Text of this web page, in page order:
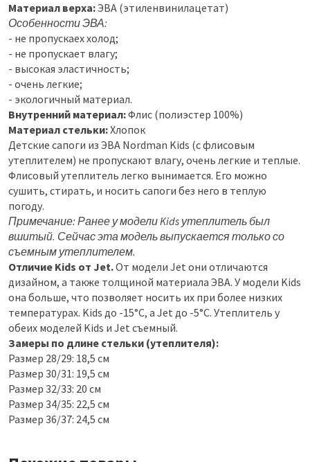
Материал верха:ЭВА (этиленвинилацетат)
Особенности ЭВА:
- не пропускаех холод;
- не пропускает влагу;
- высокая эластичность;
- очень легкие;
- экологичный материал.
Внутренний материал:Флис (полиэстер 100%)
Материал стельки:Хлопок
Детские сапоги из ЭВА Nordman Kids (с флисовым
утеплителем) не пропускают влагу, очень легкие и теплые.
Флисовый утеплитель легко вынимается. Его можно
сушить, стирать, и носить сапоги без него в теплую
погоду.
Примечание: Ранее у модели Kids утеплитель был
вшитый. Сейчас эта модель выпускается только со
съемным утеплителем.
Отличие Kids от Jet.От модели Jet они отличаются
дизайном, а также толщиной материала ЭВА. У модели Kids
она больше, что позволяет носить их при более низких
температурах. Kids до -15°C, а Jet до -5°C. Утеплитель у
обеих моделей Kids и Jet съемный.
Замеры по длине стельки (утеплителя):
Размер 28/29: 18,5 см
Размер 30/31: 19,5 см
Размер 32/33: 20 см
Размер 34/35: 22,5 см
Размер 36/37: 24,5 см